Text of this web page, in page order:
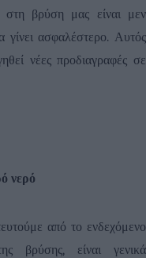
βρύση μας είναι μεν
γίνει ασφαλέστερο. Αυτός
νέες προδιαγραφές σε
νερό
από το ενδεχόμενο
βρύσης, είναι γενικά